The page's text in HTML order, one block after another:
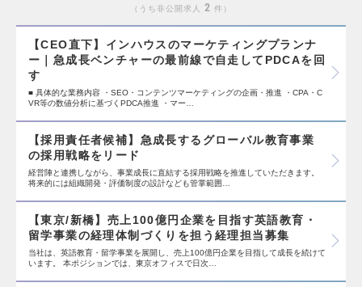
うち非公開求人 2 件
【CEO直下】インハウスのマーケティングプランナ
ー｜急成長ベンチャーの最前線で自走してPDCAを回
す
■ 具体的な業務内容 ・SEO・コンテンツマーケティングの企画・推進 ・CPA・C
VR等の数値分析に基づくPDCA推進 ・マー…
【採用責任者候補】急成長するグローバル教育事業
の採用戦略をリード
経営陣と連携しながら、事業成長に直結する採用戦略を推進していただきます。
将来的には組織開発・評価制度の設計なども管掌範囲…
【東京/新橋】売上100億円企業を目指す英語教育・
留学事業の経理体制づくりを担う経理担当募集
当社は、英語教育・留学事業を展開し、売上100億円企業を目指して成長を続けて
います。 本ポジションでは、東京オフィスで日次…